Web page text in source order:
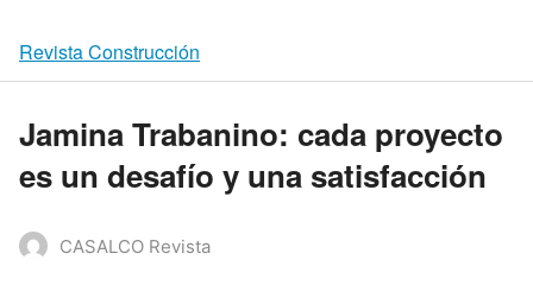
Revista Construcción
Jamina Trabanino: cada proyecto
es un desafío y una satisfacción
CASALCO Revista